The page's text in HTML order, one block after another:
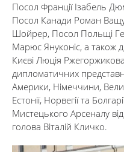
Посол Франції Ізабель
Посол Канади Роман
Шойрер, Посол Польщі
Марюс Януконіс, а також
Києві Люція
дипломатичних
Америки, Німеччини,
Естонії, Норвегії та
Мистецького Арсеналу
голова Віталій Кличко.